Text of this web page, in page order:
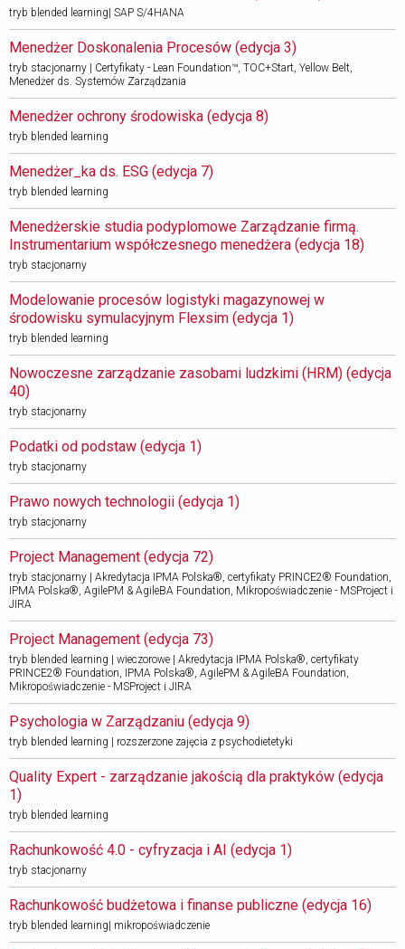
tryb blended learning| SAP S/4HANA
Menedżer Doskonalenia Procesów (edycja 3)
tryb stacjonarny | Certyfikaty - Lean Foundation™, TOC+Start, Yellow Belt,
Menedżer ds. Systemów Zarządzania
Menedżer ochrony środowiska (edycja 8)
tryb blended learning
Menedżer_ka ds. ESG (edycja 7)
tryb blended learning
Menedżerskie studia podyplomowe Zarządzanie firmą.
Instrumentarium współczesnego menedżera (edycja 18)
tryb stacjonarny
Modelowanie procesów logistyki magazynowej w
środowisku symulacyjnym Flexsim (edycja 1)
tryb blended learning
Nowoczesne zarządzanie zasobami ludzkimi (HRM) (edycja
40)
tryb stacjonarny
Podatki od podstaw (edycja 1)
tryb stacjonarny
Prawo nowych technologii (edycja 1)
tryb stacjonarny
Project Management (edycja 72)
tryb stacjonarny | Akredytacja IPMA Polska®, certyfikaty PRINCE2® Foundation,
IPMA Polska®, AgilePM & AgileBA Foundation, Mikropoświadczenie - MSProject i
JIRA
Project Management (edycja 73)
tryb blended learning | wieczorowe | Akredytacja IPMA Polska®, certyfikaty
PRINCE2® Foundation, IPMA Polska®, AgilePM & AgileBA Foundation,
Mikropoświadczenie - MSProject i JIRA
Psychologia w Zarządzaniu (edycja 9)
tryb blended learning | rozszerzone zajęcia z psychodietetyki
Quality Expert - zarządzanie jakością dla praktyków (edycja
1)
tryb blended learning
Rachunkowość 4.0 - cyfryzacja i AI (edycja 1)
tryb stacjonarny
Rachunkowość budżetowa i finanse publiczne (edycja 16)
tryb blended learning| mikropoświadczenie